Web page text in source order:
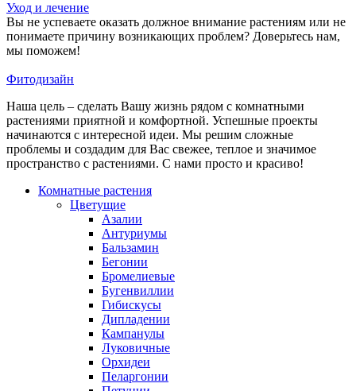
Уход и лечение
Вы не успеваете оказать должное внимание растениям или не
понимаете причину возникающих проблем? Доверьтесь нам,
мы поможем!
Фитодизайн
Наша цель – сделать Вашу жизнь рядом с комнатными
растениями приятной и комфортной. Успешные проекты
начинаются с интересной идеи. Мы решим сложные
проблемы и создадим для Вас свежее, теплое и значимое
пространство с растениями. С нами просто и красиво!
Комнатные растения
Цветущие
Азалии
Антуриумы
Бальзамин
Бегонии
Бромелиевые
Бугенвиллии
Гибискусы
Дипладении
Кампанулы
Луковичные
Орхидеи
Пеларгонии